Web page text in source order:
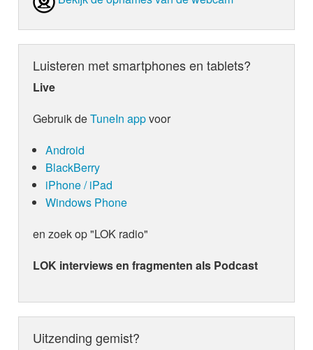
Luisteren met smartphones en tablets?
Live
Gebruik deTuneIn appvoor
Android
BlackBerry
iPhone / iPad
Windows Phone
en zoek op "LOK radio"
LOK interviews en fragmenten als Podcast
Uitzending gemist?